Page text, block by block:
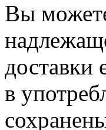
Вы
доставки
в